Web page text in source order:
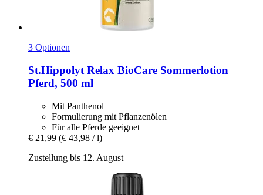
3 Optionen
St.Hippolyt Relax BioCare Sommerlotion
Pferd, 500 ml
Mit Panthenol
Formulierung mit Pflanzenölen
Für alle Pferde geeignet
€ 21,99 (€ 43,98 / l)
Zustellung bis 12. August